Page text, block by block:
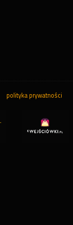
polityka prywatności